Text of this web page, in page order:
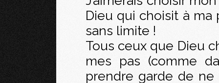
Dieu qui choisit à ma
sans limite !
Tous ceux que Dieu
mes pas (comme
prendre garde de